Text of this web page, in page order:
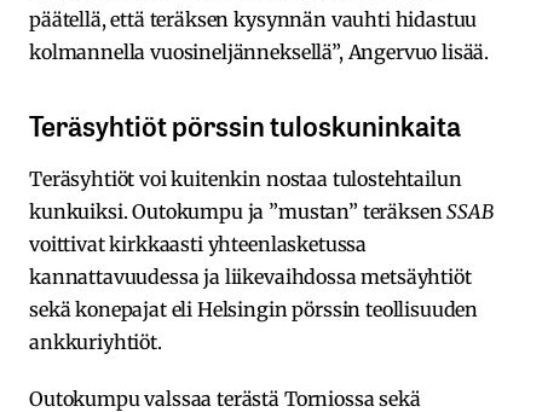
päätellä, että teräksen kysynnän vauhti hidastuu
kolmannella vuosineljänneksellä”, Angervuo lisää.
Teräsyhtiöt pörssin tuloskuninkaita
Teräsyhtiöt voi kuitenkin nostaa tulostehtailun
kunkuiksi. Outokumpu ja ”mustan” teräksenSSAB
voittivat kirkkaasti yhteenlasketussa
kannattavuudessa ja liikevaihdossa metsäyhtiöt
sekä konepajat eli Helsingin pörssin teollisuuden
ankkuriyhtiöt.
Outokumpu valssaa terästä Torniossa sekä